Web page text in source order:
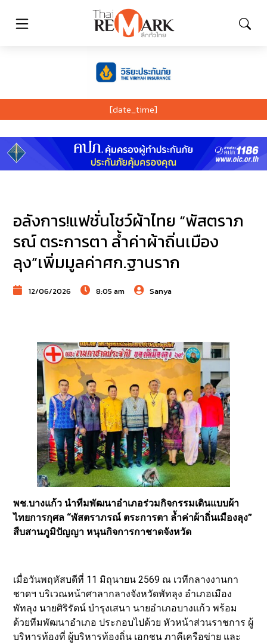
[date_time]
อลังการ!แฟชั่นโชว์ผ้าไทย “พัสตราภ
รณ์ ตระการตา ล้ำค่าผ้าถิ่นเมือง
ลุง”เพิ่มมูลค่าศก.ฐานราก
12/06/2026 8:05 am Sanya
พช.บางแก้ว นำทีมพัฒนาอำเภอร่วมกิจกรรมเดินแบบผ้า
ไทยการกุศล “พัสตราภรณ์ ตระการตา ล้ำค่าผ้าถิ่นเมืองลุง”
สืบสานภูมิปัญญา หนุนกิจการกาชาดจังหวัด
เมื่อวันพฤหัสบดีที่ 11 มิถุนายน 2569 ณ เวทีกลางงานกา
ชาดฯ บริเวณหน้าศาลากลางจังหวัดพัทลุง อำเภอเมือง
พัทลุง นายศิริรัตน์ บำรุงเสนา นายอำเภอบางแก้ว พร้อม
ด้วยทีมพัฒนาอำเภอ ประกอบไปด้วย หัวหน้าส่วนราชการ ผู้
บริหารท้องที่ ผู้บริหารท้องถิ่น เอกชน ภาคีเครือข่าย และ